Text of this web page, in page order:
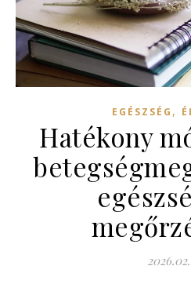
EGÉSZSÉG ,
Hatékony